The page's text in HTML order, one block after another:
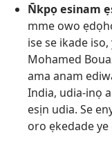
N̄kpọ esinam
mme owo
ise se ikade
Mohamed
ama anam
India, udia-inọ
esịn udia. Se
oro ẹkedade